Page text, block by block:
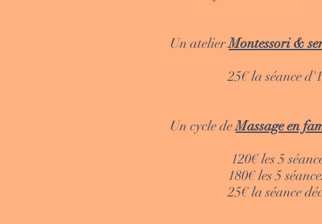
Un atelierMontessori &
25€ la séance d'1h
Un cycle deMassage en
120€ les 5 séances
180€ les 5 séances
25€ la séance